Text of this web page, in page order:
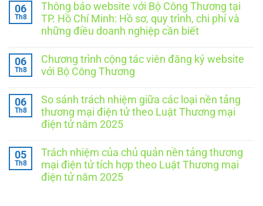
bình
luận
ở
Thông
với
Bộ
Công
Hà
Nội:
Doanh
nghiệp
cần
gì
để
đúng
quy
định?
06
Th8
Thông báo website với Bộ Công Thương tại
TP. Hồ Chí Minh: Hồ sơ, quy trình, chi phí và
những điều doanh nghiệp cần biết
bình
luận
ở
website
với
Bộ
Công
TP.
Hồ
Chí
Minh:
Hồ
06
Th8
Chương trình cộng tác viên đăng ký website
với Bộ Công Thương
bình
luận
ở
Chương
tác
viên
đăng
ký
website
06
Th8
So sánh trách nhiệm giữa các loại nền tảng
thương mại điện tử theo Luật Thương mại
điện tử năm 2025
bình
luận
ở
So
05
Th8
Trách nhiệm của chủ quản nền tảng thương
mại điện tử tích hợp theo Luật Thương mại
điện tử năm 2025